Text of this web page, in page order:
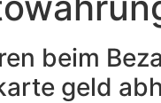
beim
geld